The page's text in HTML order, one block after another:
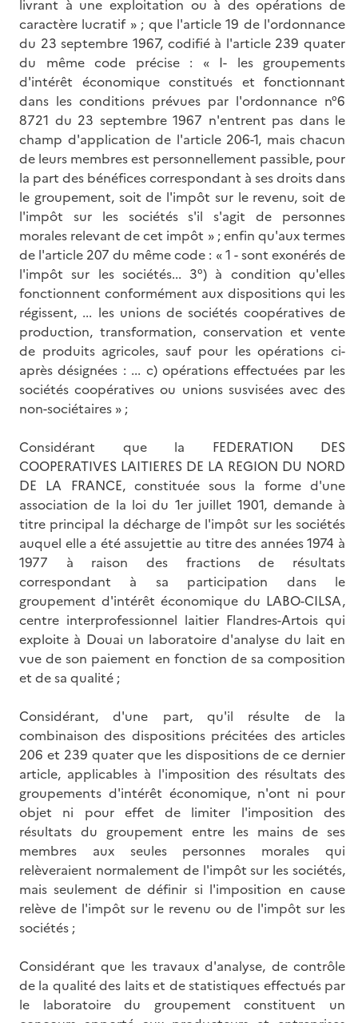
livrant à une exploitation ou à des opérations de
caractère lucratif » ; que l'article 19 de l'ordonnance
du 23 septembre 1967, codifié à l'article 239 quater
du même code précise : « I- les groupements
d'intérêt économique constitués et fonctionnant
dans les conditions prévues par l'ordonnance n°6
8721 du 23 septembre 1967 n'entrent pas dans le
champ d'application de l'article 206-1, mais chacun
de leurs membres est personnellement passible, pour
la part des bénéfices correspondant à ses droits dans
le groupement, soit de l'impôt sur le revenu, soit de
l'impôt sur les sociétés s'il s'agit de personnes
morales relevant de cet impôt » ; enfin qu'aux termes
de l'article 207 du même code : « 1 - sont exonérés de
l'impôt sur les sociétés... 3°) à condition qu'elles
fonctionnent conformément aux dispositions qui les
régissent, ... les unions de sociétés coopératives de
production, transformation, conservation et vente
de produits agricoles, sauf pour les opérations ci-
après désignées : ... c) opérations effectuées par les
sociétés coopératives ou unions susvisées avec des
non-sociétaires » ;
Considérant que la FEDERATION DES
COOPERATIVES LAITIERES DE LA REGION DU NORD
DE LA FRANCE, constituée sous la forme d'une
association de la loi du 1er juillet 1901, demande à
titre principal la décharge de l'impôt sur les sociétés
auquel elle a été assujettie au titre des années 1974 à
1977 à raison des fractions de résultats
correspondant à sa participation dans le
groupement d'intérêt économique du LABO-CILSA,
centre interprofessionnel laitier Flandres-Artois qui
exploite à Douai un laboratoire d'analyse du lait en
vue de son paiement en fonction de sa composition
et de sa qualité ;
Considérant, d'une part, qu'il résulte de la
combinaison des dispositions précitées des articles
206 et 239 quater que les dispositions de ce dernier
article, applicables à l'imposition des résultats des
groupements d'intérêt économique, n'ont ni pour
objet ni pour effet de limiter l'imposition des
résultats du groupement entre les mains de ses
membres aux seules personnes morales qui
relèveraient normalement de l'impôt sur les sociétés,
mais seulement de définir si l'imposition en cause
relève de l'impôt sur le revenu ou de l'impôt sur les
sociétés ;
Considérant que les travaux d'analyse, de contrôle
de la qualité des laits et de statistiques effectués par
le laboratoire du groupement constituent un